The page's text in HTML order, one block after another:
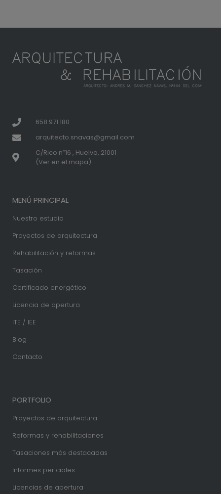
658 971 180
arquitecto.snavas@gmail.com
C/Rico nº16 , Huelva, 21001
(Ver en el mapa)
MENÚ PRINCIPAL
Nuestro estudio
Proyectos de arquitectura
Rehabilitación y reformas
Tasación
Certificado energético
Licencia de apertura
ITE / IEE
Blog
Contacto
PORTFOLIO
Proyectos de arquitectura
Reformas y rehabilitaciones
Tasaciones más destacadas
Informes periciales
Licencias de apertura